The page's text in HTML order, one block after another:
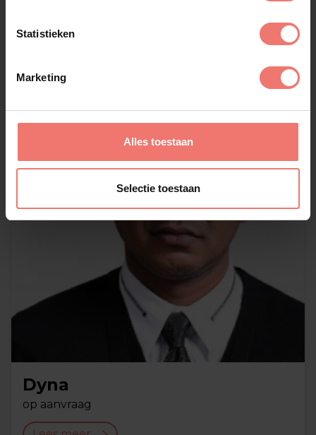
Statistieken
Marketing
Alles toestaan
Selectie toestaan
Lees meer
Dyna
op aanvraag